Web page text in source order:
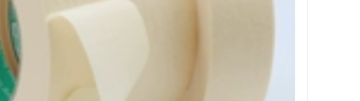
270,000
PVC Băng dính
chống cháy Băng
siêu mỏng Băng
Keo dán vải cách
nhiệt 10 mét băng
dính cách điện 3m
320,000